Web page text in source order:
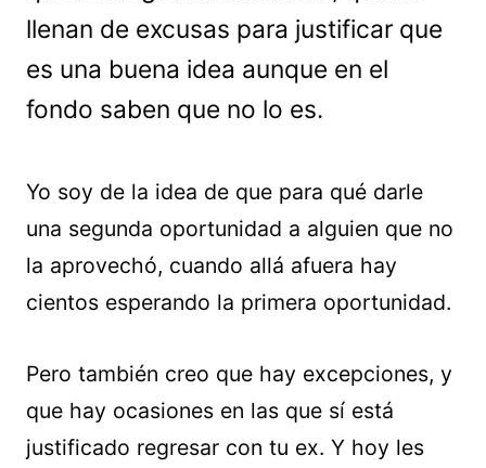
llenan de excusas para justificar que
es una buena idea aunque en el
fondo saben que no lo es.
Yo soy de la idea de que para qué darle
una segunda oportunidad a alguien que no
la aprovechó, cuando allá afuera hay
cientos esperando la primera oportunidad.
Pero también creo que hay excepciones, y
que hay ocasiones en las que sí está
justificado regresar con tu ex. Y hoy les